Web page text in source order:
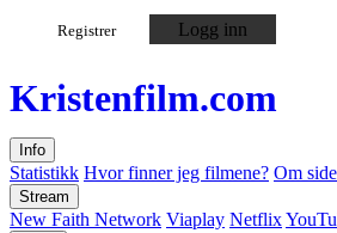
Registrer Logg inn
Kristenfilm.com
Info
Statistikk Hvor finner jeg filmene? Om
Stream
New Faith Network Viaplay Netflix